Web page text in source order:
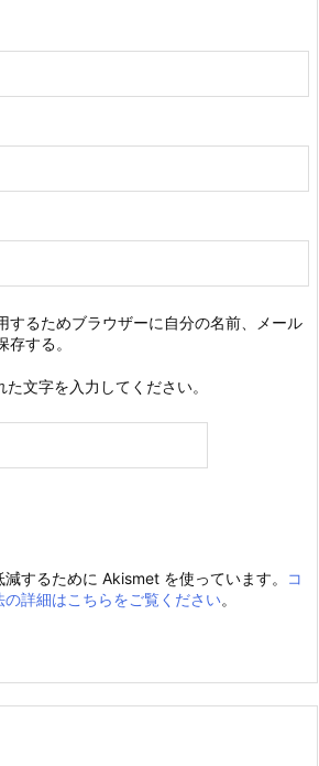
するためブラウザーに自分の名前、メール
する。
文字を入力してください。
するために Akismet を使っています。
コ
詳細はこちらをご覧ください。